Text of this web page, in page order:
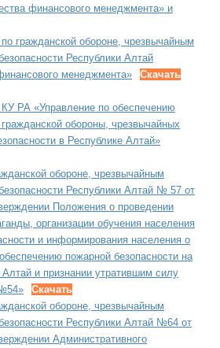
финансового менеджмента» и
гражданской обороне, чрезвычайным
Республики Алтай
менеджмента»
Скачать
РА «Управление по обеспечению
обороны, чрезвычайных
в Республике Алтай»
обороне, чрезвычайным
Республики Алтай № 57 от
Положения о проведении
организации обучения населения
и информирования населения о
пожарной безопасности на
Алтай и признании утратившим силу
Скачать
обороне, чрезвычайным
Республики Алтай №64 от
Административного